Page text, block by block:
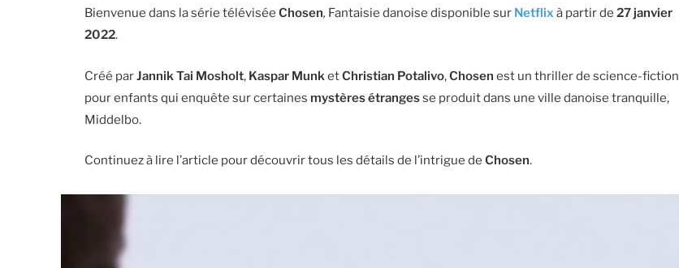
Bienvenue dans la série téléviséeChosen, Fantaisie danoise disponible sur Netflix à partir de27 janvier
2022.
Créé parJannik Tai Mosholt, Kaspar MunketChristian Potalivo,Chosen est un thriller de science-fiction
pour enfants qui enquête sur certaines mystères étrangesse produit dans une ville danoise tranquille,
Middelbo.
Continuez à lire l’article pour découvrir tous les détails de l’intrigue deChosen.